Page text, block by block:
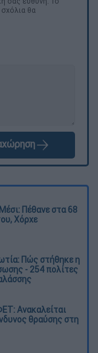
θα
Πέθανε στα 68
Χόρχε
Πώς στήθηκε η
- 254 πολίτες
Ανακαλείται
θραύσης στη